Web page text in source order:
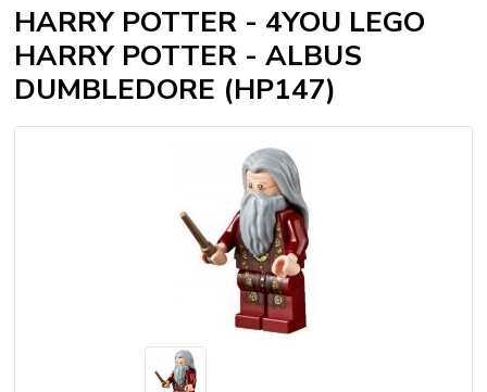
HARRY POTTER - 4YOU LEGO
HARRY POTTER - ALBUS
DUMBLEDORE (HP147)